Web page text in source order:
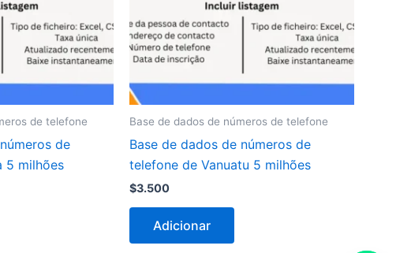
de telefone
de
5 milhões
Base de dados de números de telefone
Base de dados de números de
telefone de Vanuatu 5 milhões
$3.500
Adicionar